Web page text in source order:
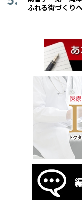
ふれる街づくりへ